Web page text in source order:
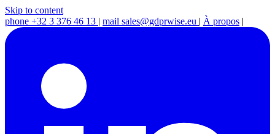
Skip to content
phone +32 3 376 46 13 | mail sales@gdprwise.eu | À propos |